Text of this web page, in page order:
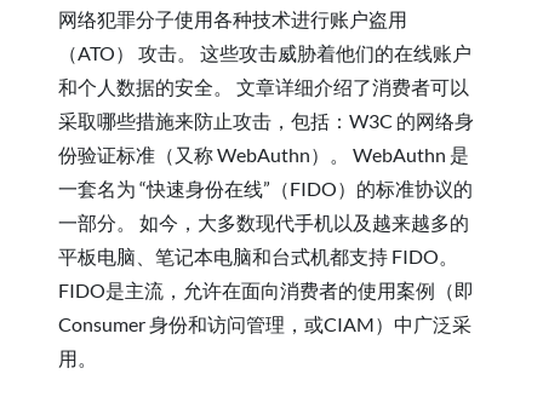
网络犯罪分子使用各种技术进行账户盗用
（ATO） 攻击。 这些攻击威胁着他们的在线账户
和个人数据的安全。 文章详细介绍了消费者可以
采取哪些措施来防止攻击，包括：W3C 的网络身
份验证标准（又称 WebAuthn）。 WebAuthn 是
一套名为 “快速身份在线”（FIDO）的标准协议的
一部分。 如今，大多数现代手机以及越来越多的
平板电脑、笔记本电脑和台式机都支持 FIDO。
FIDO是主流，允许在面向消费者的使用案例（即
Consumer 身份和访问管理，或CIAM）中广泛采
用。